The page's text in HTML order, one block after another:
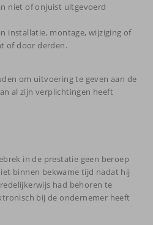
niet of onjuist uitgevoerd
installatie, montage, wijziging of
of door derden.
om uitvoering te geven aan de
al zijn verplichtingen heeft
in de prestatie geen beroep
binnen bekwame tijd nadat hij
had behoren te
bij de ondernemer heeft